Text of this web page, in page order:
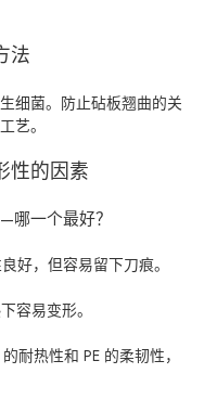
法
细菌。防止砧板翘曲的关
艺。
性的因素
哪一个最好？
好，但容易留下刀痕。
容易变形。
耐热性和 PE 的柔韧性，